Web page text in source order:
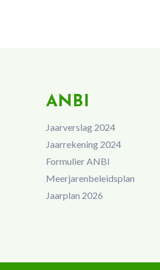
ANBI
Jaarverslag 2024
Jaarrekening 2024
Formulier ANBI
Meerjarenbeleidsplan
Jaarplan 2026